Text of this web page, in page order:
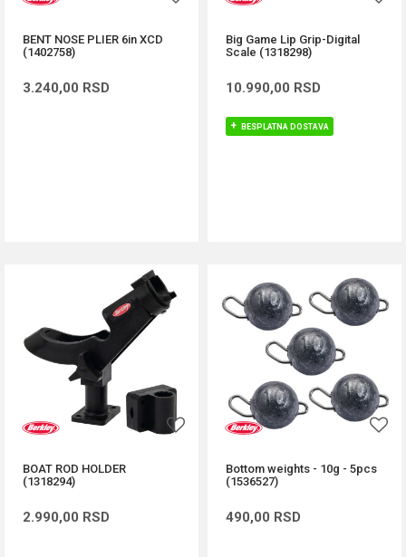
BENT NOSE PLIER 6in XCD
(1402758)
3.240,00 RSD
Big Game Lip Grip-Digital
Scale (1318298)
10.990,00 RSD
BESPLATNA DOSTAVA
BOAT ROD HOLDER
(1318294)
2.990,00 RSD
Bottom weights - 10g - 5pcs
(1536527)
490,00 RSD